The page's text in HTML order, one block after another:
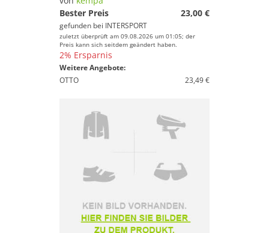
Bester Preis
23,00 €
gefunden bei INTERSPORT
zuletzt überprüft am 09.08.2026 um 01:05; der
Preis kann sich seitdem geändert haben.
2% Ersparnis
Weitere Angebote:
OTTO
23,49 €